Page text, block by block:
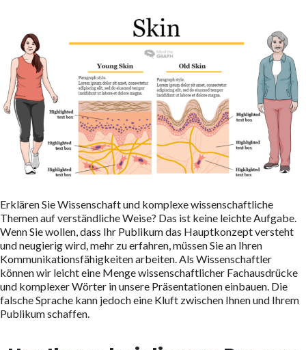
Erklären Sie Wissenschaft und komplexe wissenschaftliche
Themen auf verständliche Weise? Das ist keine leichte Aufgabe.
Wenn Sie wollen, dass Ihr Publikum das Hauptkonzept versteht
und neugierig wird, mehr zu erfahren, müssen Sie an Ihren
Kommunikationsfähigkeiten arbeiten. Als Wissenschaftler
können wir leicht eine Menge wissenschaftlicher Fachausdrücke
und komplexer Wörter in unsere Präsentationen einbauen. Die
falsche Sprache kann jedoch eine Kluft zwischen Ihnen und Ihrem
Publikum schaffen.